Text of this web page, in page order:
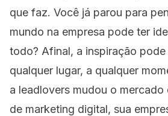
que faz. Você já parou para
mundo na empresa pode ter
todo? Afinal, a inspiração pode
qualquer lugar, a qualquer
a leadlovers mudou o
de marketing digital, sua